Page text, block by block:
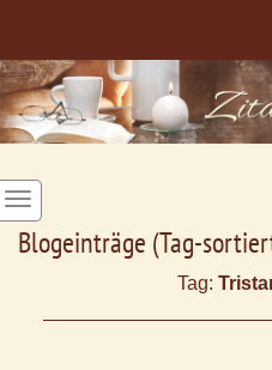
Blogeinträge (Tag-
Tag: